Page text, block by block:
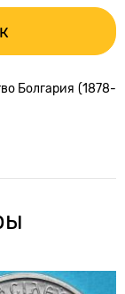
Болгария (1878-